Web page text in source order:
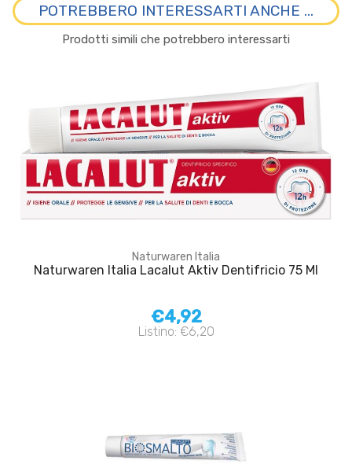
POTREBBERO INTERESSARTI ANCHE ...
Prodotti simili che potrebbero interessarti
Naturwaren Italia
Naturwaren Italia Lacalut Aktiv Dentifricio 75 Ml
€4,92
Listino: €6,20